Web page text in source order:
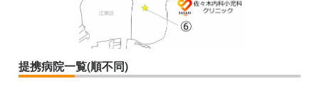
提携病院一覧(順不同)